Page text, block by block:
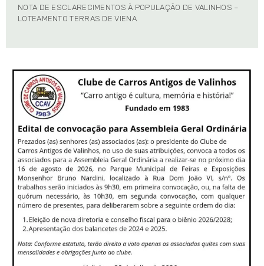
NOTA DE ESCLARECIMENTOS À POPULAÇÃO DE VALINHOS –
LOTEAMENTO TERRAS DE VIENA